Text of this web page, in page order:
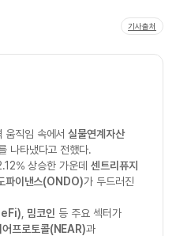
기사출처
움직임 속에서실물연계자산
나타냈다고 전했다.
상승한 가운데 센트리퓨지
파이낸스(ONDO)가 두드러진
밈코인 등 주요 섹터가
어프로토콜(NEAR)과